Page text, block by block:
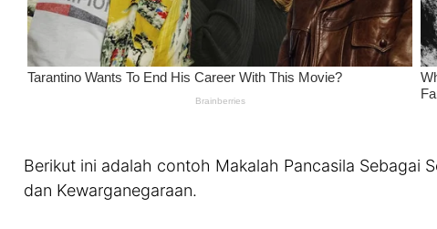
Berikut ini adalah contoh Makalah Pancasila Sebagai
dan Kewarganegaraan.